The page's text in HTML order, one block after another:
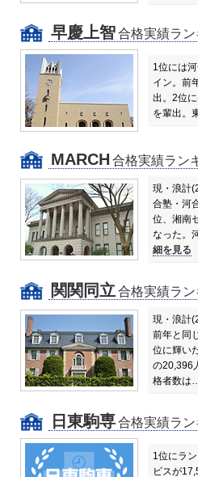
早慶上智合格実績ラ
1位には
イン。前
出。 2位
を輩出。
MARCH 合格実績ラン
現・浪計
合塾・河
位、湘南
なった。
細を見る
関関同立 合格実績ラ
現・浪計
前年と同
位に輝い
の20,396
格者数は
日東駒専合格実績ラ
1位にラ
ビスが